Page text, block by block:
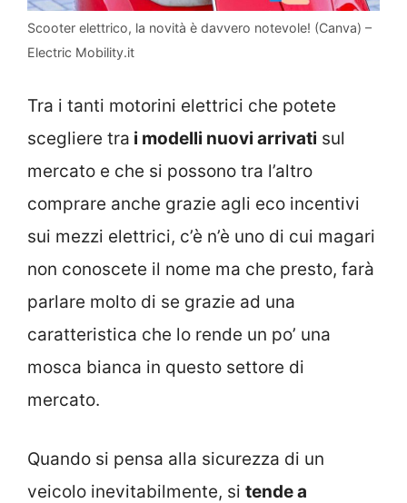
Scooter elettrico, la novità è davvero notevole! (Canva) –
Electric Mobility.it
Tra i tanti motorini elettrici che potete
scegliere tra i modelli nuovi arrivati sul
mercato e che si possono tra l’altro
comprare anche grazie agli eco incentivi
sui mezzi elettrici, c’è n’è uno di cui magari
non conoscete il nome ma che presto, farà
parlare molto di se grazie ad una
caratteristica che lo rende un po’ una
mosca bianca in questo settore di
mercato.
Quando si pensa alla sicurezza di un
veicolo inevitabilmente, si tende a